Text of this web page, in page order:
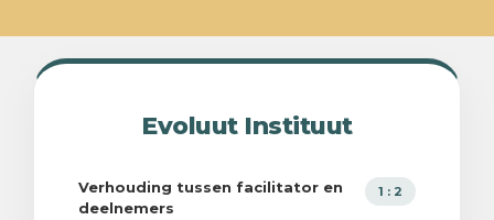
Evoluut Instituut
Verhouding tussen facilitator en
deelnemers
1 : 2